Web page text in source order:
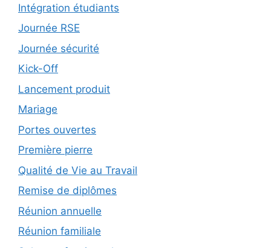
Intégration étudiants
Journée RSE
Journée sécurité
Kick-Off
Lancement produit
Mariage
Portes ouvertes
Première pierre
Qualité de Vie au Travail
Remise de diplômes
Réunion annuelle
Réunion familiale